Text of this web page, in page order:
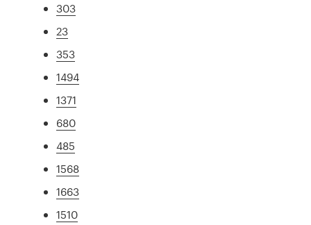
303
23
353
1494
1371
680
485
1568
1663
1510